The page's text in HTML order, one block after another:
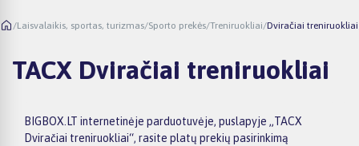
/Laisvalaikis, sportas, turizmas/Sporto prekės/Treniruokliai/Dviračiai treniruokliai
TACX Dviračiai treniruokliai
BIGBOX.LT internetinėje parduotuvėje, puslapyje „TACX
Dviračiai treniruokliai“, rasite platų prekių pasirinkimą